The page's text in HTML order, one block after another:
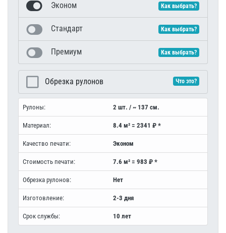
Эконом Как выбрать?
Стандарт Как выбрать?
Премиум Как выбрать?
Обрезка рулонов Что это?
Рулоны: 2 шт. / ~ 137 см.
Материал: 8.4 м² = 2341 ₽ *
Качество печати: Эконом
Стоимость печати: 7.6 м² = 983 ₽ *
Обрезка рулонов: Нет
Изготовление: 2-3 дня
Срок службы: 10 лет